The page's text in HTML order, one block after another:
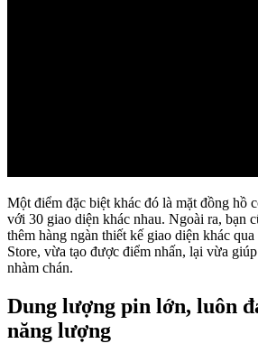
Một điểm đặc biệt khác đó là mặt đồng hồ
với 30 giao diện khác nhau. Ngoài ra, bạn
thêm hàng ngàn thiết kế giao diện khác
Store, vừa tạo được điểm nhấn, lại vừa
nhàm chán.
Dung lượng pin lớn, luôn
năng lượng